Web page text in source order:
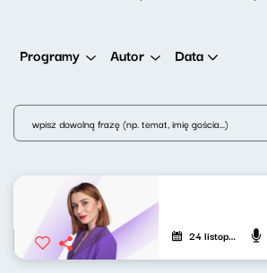
Programy Autor Data
24 listopada 2023